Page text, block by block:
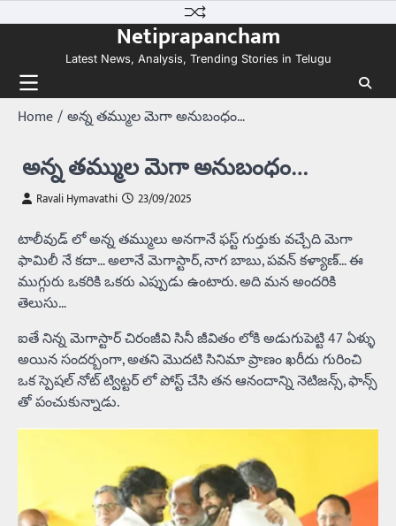
to
Netiprapancham
Latest News, Analysis, Trending Stories in Telugu
Home అన్న తమ్ముల మెగా అనుబంధం…
అన్న తమ్ముల మెగా అనుబంధం…
Ravali Hymavathi 23/09/2025
టాలీవుడ్ లో అన్న తమ్ములు అనగానే ఫస్ట్ గుర్తుకు వచ్చేది మెగా
ఫామిలీ నే కదా… అలానే మెగాస్టార్, నాగ బాబు, పవన్ కళ్యాణ్… ఈ
ముగ్గురు ఒకరికి ఒకరు ఎప్పుడు ఉంటారు. అది మన అందరికి
తెలుసు…
ఐతే నిన్న మెగాస్టార్ చిరంజీవి సినీ జీవితం లోకి అడుగుపెట్టి 47 ఏళ్ళు
అయిన సందర్బంగా, అతని మొదటి సినిమా ప్రాణం ఖరీదు గురించి
ఒక స్పెషల్ నోట్ ట్విట్టర్ లో పోస్ట్ చేసి తన ఆనందాన్ని నెటిజన్స్, ఫాన్స్
తో పంచుకున్నాడు.